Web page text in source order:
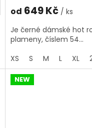
od 649 Kč / ks
Je černé dámské hot
plameny, číslem 54...
XS
S M L XL
NEW